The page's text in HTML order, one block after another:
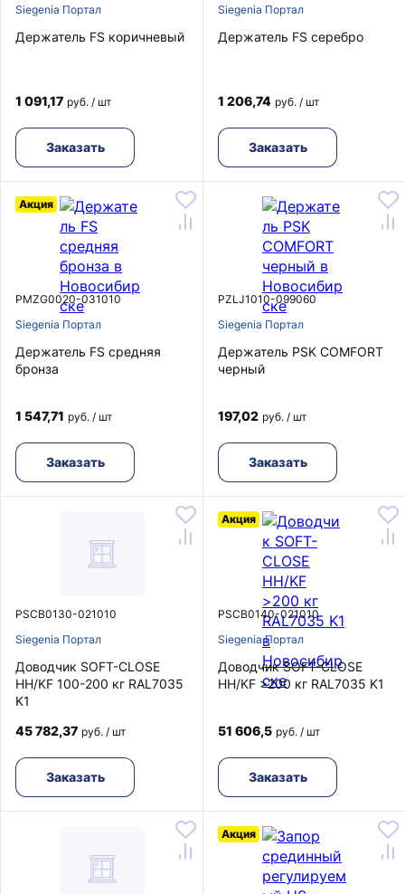
Siegenia Портал
Держатель FS коричневый
1 091,17 руб. / шт
Заказать
Siegenia Портал
Держатель FS серебро
1 206,74 руб. / шт
Заказать
PMZG0020-031010
Siegenia Портал
Акция
Держатель FS средняя
бронза
1 547,71 руб. / шт
Заказать
PZLJ1010-099060
Siegenia Портал
Держатель PSK COMFORT
черный
197,02 руб. / шт
Заказать
PSCB0130-021010
Siegenia Портал
Доводчик SOFT-CLOSE
HH/KF 100-200 кг RAL7035
K1
45 782,37 руб. / шт
Заказать
PSCB0140-021010
Siegenia Портал
Акция
Доводчик SOFT-CLOSE
HH/KF >200 кг RAL7035 K1
51 606,5 руб. / шт
Заказать
Акция